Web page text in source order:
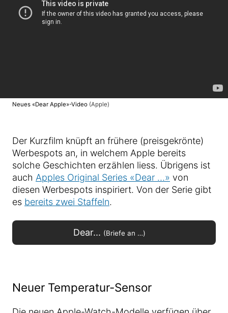
Neues «Dear Apple»-Video (Apple)
Der Kurzfilm knüpft an frühere (preisgekrönte)
Werbespots an, in welchem Apple bereits
solche Geschichten erzählen liess. Übrigens ist
auch Apples Original Series «Dear …» von
diesen Werbespots inspiriert. Von der Serie gibt
es bereits zwei Staffeln.
Dear... (Briefe an …)
Neuer Temperatur-Sensor